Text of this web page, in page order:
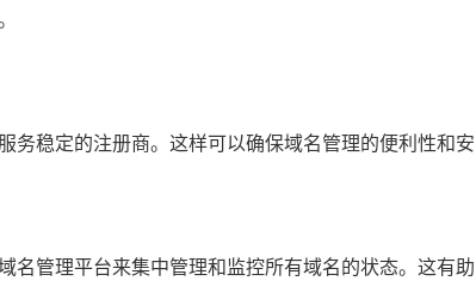
务稳定的注册商。这样可以确保域名管理的便利性和安
名管理平台来集中管理和监控所有域名的状态。这有助